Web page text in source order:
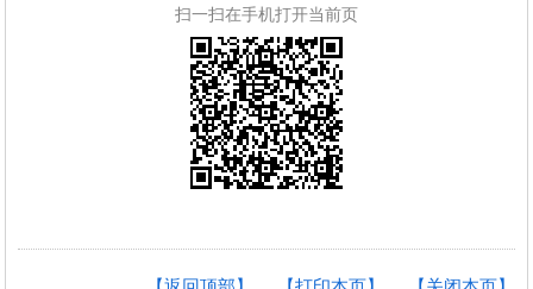
扫一扫在手机打开当前页